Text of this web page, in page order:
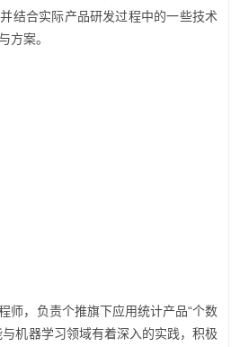
结合实际产品研发过程中的一些技术
方案。
师，负责个推旗下应用统计产品“个数
机器学习领域有着深入的实践，积极